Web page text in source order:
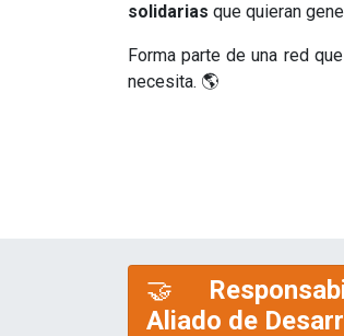
solidarias que quieran
Forma parte de una red
necesita. 🌎
🤝
Aliado de